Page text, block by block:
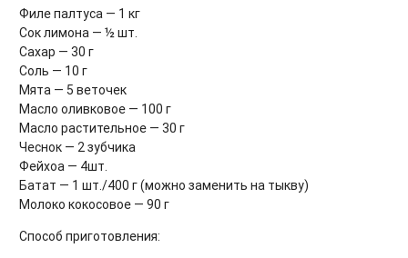
Филе палтуса — 1 кг
Сок лимона — ½ шт.
Сахар — 30 г
Соль — 10 г
Мята — 5 веточек
Масло оливковое — 100 г
Масло растительное — 30 г
Чеснок — 2 зубчика
Фейхоа — 4шт.
Батат — 1 шт./400 г (можно заменить на тыкву)
Молоко кокосовое — 90 г
Способ приготовления: